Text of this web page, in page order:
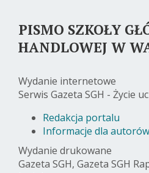
PISMO SZKOŁY
HANDLOWEJ W
Wydanie internetowe
Serwis Gazeta SGH - Życie
Redakcja portalu
Informacje dla autorów
Wydanie drukowane
Gazeta SGH, Gazeta SGH